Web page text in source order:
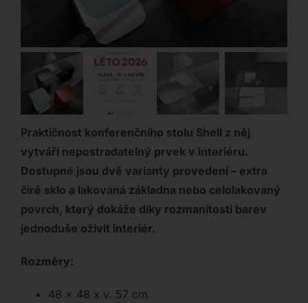
Praktičnost konferenčního stolu Shell z něj
vytváří nepostradatelný prvek v interiéru.
Dostupné jsou dvě varianty provedení – extra
čiré sklo a lakovaná základna nebo celolakovaný
povrch, který dokáže díky rozmanitosti barev
jednoduše oživit interiér.
Rozměry:
48 x 48 x v. 57 cm